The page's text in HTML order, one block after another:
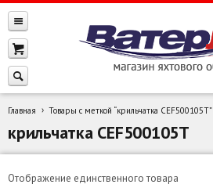
Главная Товары с меткой “крильчатка CEF500105T”
крильчатка CEF500105T
Отображение единственного товара